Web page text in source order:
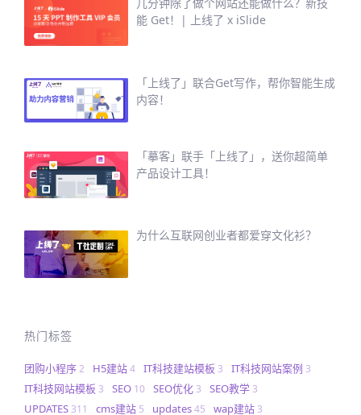
几分钟除了做个网站还能做什么？新技
能 Get！| 上线了 x iSlide
「上线了」联合Get写作，帮你智能生成
内容！
「摹客」联手「上线了」，送你超简单
产品设计工具！
为什么互联网创业者都爱穿文化衫？
热门标签
团购小程序2 H5建站4 IT科技建站模板 3 IT科技网站案例 3
IT科技网站模板 3 SEO 10 SEO优化 3 SEO教学 3
UPDATES 311 cms建站 5 updates45 wap建站 3